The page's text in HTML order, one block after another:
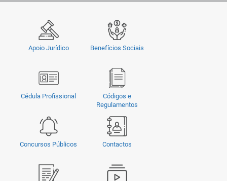
Apoio Jurídico Benefícios Sociais
Cédula Profissional
Códigos e
Regulamentos
Concursos Públicos Contactos